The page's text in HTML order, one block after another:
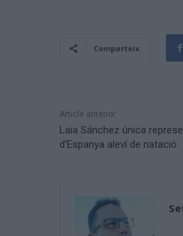
Comparteix
Article anterior
Laia Sánchez única
d’Espanya aleví de natació